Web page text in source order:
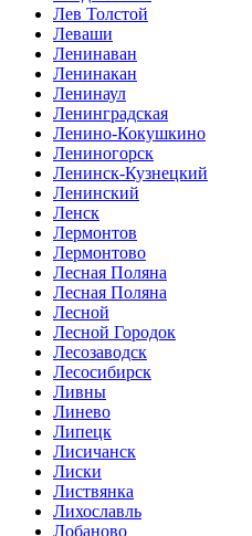
Лев Толстой
Леваши
Ленинаван
Ленинакан
Ленинаул
Ленинградская
Ленино-Кокушкино
Лениногорск
Ленинск-Кузнецкий
Ленинский
Ленск
Лермонтов
Лермонтово
Лесная Поляна
Лесная Поляна
Лесной
Лесной Городок
Лесозаводск
Лесосибирск
Ливны
Линево
Липецк
Лисичанск
Лиски
Листвянка
Лихославль
Лобаново